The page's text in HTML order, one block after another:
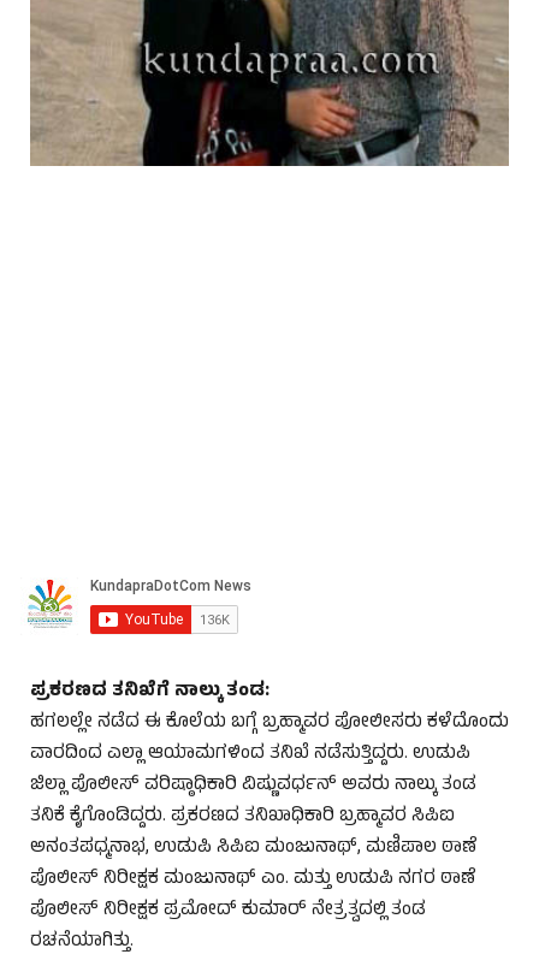
ಪ್ರಕರಣದ ತನಿಖೆಗೆ ನಾಲ್ಕು ತಂಡ:
ಹಗಲಲ್ಲೇ ನಡೆದ ಈ ಕೊಲೆಯ ಬಗ್ಗೆ ಬ್ರಹ್ಮಾವರ ಪೋಲೀಸರು ಕಳೆದೊಂದು
ವಾರದಿಂದ ಎಲ್ಲಾ ಆಯಾಮಗಳಿಂದ ತನಿಖೆ ನಡೆಸುತ್ತಿದ್ದರು. ಉಡುಪಿ
ಜಿಲ್ಲಾ ಪೊಲೀಸ್ ವರಿಷ್ಠಾಧಿಕಾರಿ ವಿಷ್ಣುವರ್ಧನ್ ಅವರು ನಾಲ್ಕು ತಂಡ
ತನಿಕೆ ಕೈಗೊಂಡಿದ್ದರು. ಪ್ರಕರಣದ ತನಿಖಾಧಿಕಾರಿ ಬ್ರಹ್ಮಾವರ ಸಿಪಿಐ
ಅನಂತಪಧ್ಮನಾಭ, ಉಡುಪಿ ಸಿಪಿಐ ಮಂಜುನಾಥ್, ಮಣಿಪಾಲ ಠಾಣೆ
ಪೊಲೀಸ್ ನಿರೀಕ್ಷಕ ಮಂಜುನಾಥ್ ಎಂ. ಮತ್ತು ಉಡುಪಿ ನಗರ ಠಾಣೆ
ಪೊಲೀಸ್ ನಿರೀಕ್ಷಕ ಪ್ರಮೋದ್ ಕುಮಾರ್ ನೇತ್ರತ್ವದಲ್ಲಿ ತಂಡ
ರಚನೆಯಾಗಿತ್ತು.